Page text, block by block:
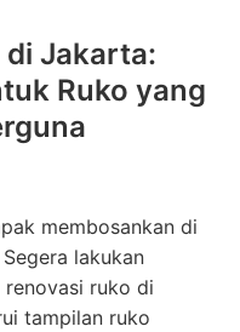
di Jakarta:
Ruko yang
membosankan di
lakukan
renovasi ruko di
tampilan ruko